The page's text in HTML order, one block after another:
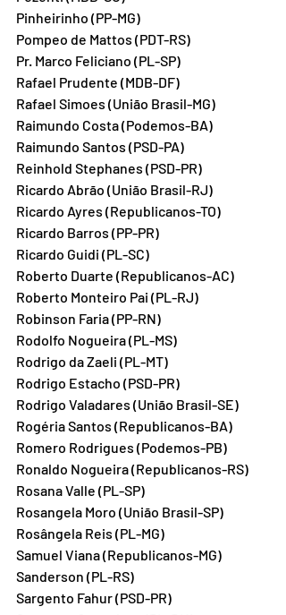
Pinheirinho (PP-MG)
Pompeo de Mattos (PDT-RS)
Pr. Marco Feliciano (PL-SP)
Rafael Prudente (MDB-DF)
Rafael Simoes (União Brasil-MG)
Raimundo Costa (Podemos-BA)
Raimundo Santos (PSD-PA)
Reinhold Stephanes (PSD-PR)
Ricardo Abrão (União Brasil-RJ)
Ricardo Ayres (Republicanos-TO)
Ricardo Barros (PP-PR)
Ricardo Guidi (PL-SC)
Roberto Duarte (Republicanos-AC)
Roberto Monteiro Pai (PL-RJ)
Robinson Faria (PP-RN)
Rodolfo Nogueira (PL-MS)
Rodrigo da Zaeli (PL-MT)
Rodrigo Estacho (PSD-PR)
Rodrigo Valadares (União Brasil-SE)
Rogéria Santos (Republicanos-BA)
Romero Rodrigues (Podemos-PB)
Ronaldo Nogueira (Republicanos-RS)
Rosana Valle (PL-SP)
Rosangela Moro (União Brasil-SP)
Rosângela Reis (PL-MG)
Samuel Viana (Republicanos-MG)
Sanderson (PL-RS)
Sargento Fahur (PSD-PR)